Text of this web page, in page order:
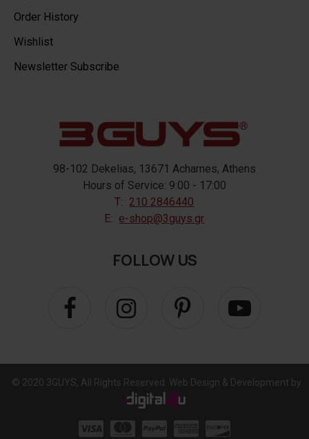
Order History
Wishlist
Newsletter Subscribe
98-102 Dekelias, 13671 Acharnes, Athens
Hours of Service: 9:00 - 17:00
T: 210 2846440
E: e-shop@3guys.gr
FOLLOW US
© 2020 3GUYS, All Rights Reserved. Web Design & Development by